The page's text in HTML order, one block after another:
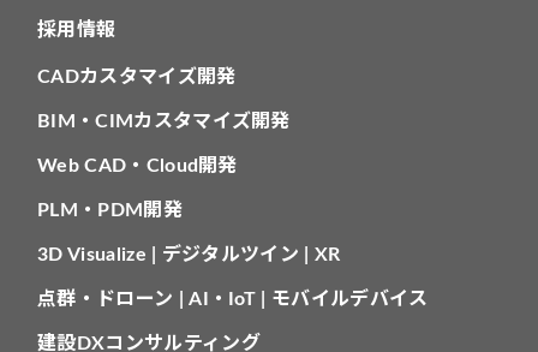
採用情報
CADカスタマイズ開発
BIM・CIMカスタマイズ開発
Web CAD・Cloud開発
PLM・PDM開発
3D Visualize | デジタルツイン | XR
点群・ドローン | AI・IoT | モバイルデバイス
建設DXコンサルティング